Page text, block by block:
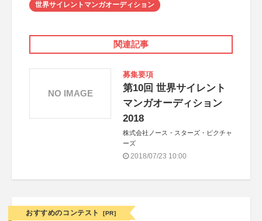
世界サイレントマンガオーディション
関連記事
募集要項
第10回 世界サイレント
マンガオーディション
2018
株式会社ノース・スターズ・ピクチャ
ーズ
2018/07/23 10:00
NO IMAGE
おすすめのコンテスト [PR]